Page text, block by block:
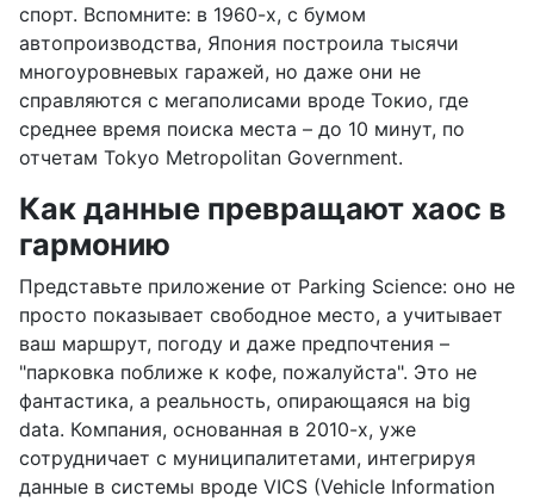
спорт. Вспомните: в 1960-х, с бумом
автопроизводства, Япония построила тысячи
многоуровневых гаражей, но даже они не
справляются с мегаполисами вроде Токио, где
среднее время поиска места – до 10 минут, по
отчетам Tokyo Metropolitan Government.
Как данные превращают хаос в
гармонию
Представьте приложение от Parking Science: оно не
просто показывает свободное место, а учитывает
ваш маршрут, погоду и даже предпочтения –
"парковка поближе к кофе, пожалуйста". Это не
фантастика, а реальность, опирающаяся на big
data. Компания, основанная в 2010-х, уже
сотрудничает с муниципалитетами, интегрируя
данные в системы вроде VICS (Vehicle Information